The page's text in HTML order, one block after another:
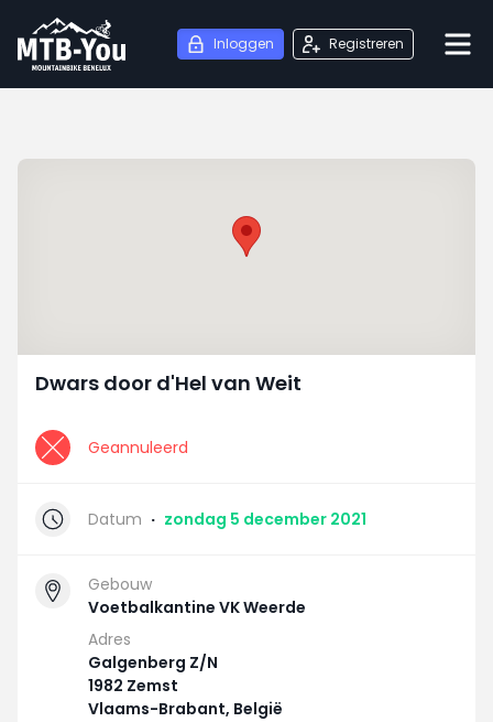
Inloggen Registreren
Dwars door d'Hel van Weit
Geannuleerd
Datum · zondag 5 december 2021
Gebouw
Voetbalkantine VK Weerde
Adres
Galgenberg Z/N
1982 Zemst
Vlaams-Brabant, België